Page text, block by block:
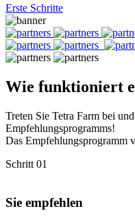
Erste Schritte
Wie funktioniert
Treten Sie Tetra Farm bei
Empfehlungsprogramms!
Das Empfehlungsprogramm
Schritt 01
Sie empfehlen